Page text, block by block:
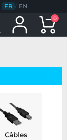
FR / EN
0
Câbles